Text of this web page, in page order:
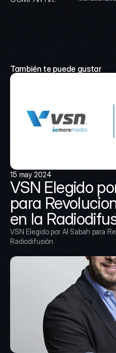
También te puede gustar
15 may 2024
VSN Elegido
para
en la
VSN Elegido por Al Sabah para
Radiodifusión